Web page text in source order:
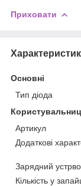
Приховати
Основні
Тип діода
Артикул
Додаткові
Зарядний устрво
Кількість у